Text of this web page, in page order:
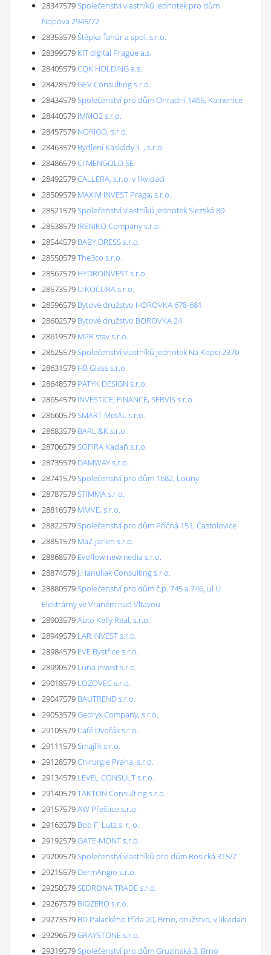
28347579Společenství vlastníků jednotek pro dům
Nopova 2945/72
28353579Štěpka Ťahúr a spol. s.r.o.
28399579 KIT digital Prague a.s.
28405579CQK HOLDING a.s.
28428579GEV Consulting s.r.o.
28434579Společenství pro dům Ohradní 1465, Kamenice
28440579 IMMO2 s.r.o.
28457579 NORIGO, s.r.o.
28463579 Bydlení Kaskády II. , s.r.o.
28486579CI MENGOLD SE
28492579CALLERA, s.r.o. v likvidaci
28509579 MAXIM INVEST Praga, s.r.o.
28521579Společenství vlastníků jednotek Slezská 80
28538579 IRENIKO Company s.r.o.
28544579 BABY DRESS s.r.o.
28550579The3co s.r.o.
28567579 HYDROINVEST s.r.o.
28573579 U KOCURA s.r.o.
28596579 Bytové družstvo HOROVKA 678-681
28602579 Bytové družstvo BOROVKA 24
28619579 MPR stav s.r.o.
28625579Společenství vlastníků jednotek Na Kopci 2370
28631579 HB Glass s.r.o.
28648579 PATYK DESIGN s.r.o.
28654579 INVESTICE, FINANCE, SERVIS s.r.o.
28660579SMART MetAL s.r.o.
28683579 BARLI&K s.r.o.
28706579SOFIRA Kadaň s.r.o.
28735579 DAMWAY s.r.o.
28741579Společenství pro dům 1682, Louny
28787579STIMMA s.r.o.
28816579 MMVE, s.r.o.
28822579Společenství pro dům Příčná 151, Častolovice
28851579 MaZ-jarlen s.r.o.
28868579 Evoflow newmedia s.r.o.
28874579 J.Hanuliak Consulting s.r.o.
28880579Společenství pro dům č.p. 745 a 746, ul U
Elektrárny ve Vraném nad Vltavou
28903579Auto Kelly Real, s.r.o.
28949579 LAR INVEST s.r.o.
28984579 FVE Bystřice s.r.o.
28990579 Luna invest s.r.o.
29018579 LOZOVEC s.r.o.
29047579 BAUTREND s.r.o.
29053579Gedryx Company, s.r.o.
29105579Café Dvořák s.r.o.
29111579Smajlík s.r.o.
29128579Chirurgie Praha, s.r.o.
29134579 LEVEL CONSULT s.r.o.
29140579TAKTON Consulting s.r.o.
29157579AW Přeštice s.r.o.
29163579 Bob F. Lutz s. r. o.
29192579GATE-MONT s.r.o.
29209579Společenství vlastníků pro dům Rosická 315/7
29215579 DermAngio s.r.o.
29250579SEDRONA TRADE s.r.o.
29267579 BIOZERO s.r.o.
29273579 BD Palackého třída 20, Brno, družstvo, v likvidaci
29296579GRAYSTONE s.r.o.
29319579Společenství pro dům Gruzínská 3, Brno